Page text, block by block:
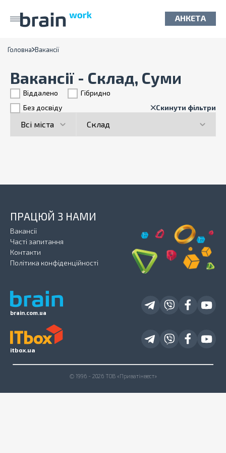
АНКЕТА
Головна Вакансії
Вакансії - Склад, Суми
Віддалено
Гiбридно
Без досвіду
Скинути фільтри
brain.com.ua
ПРАЦЮЙ З НАМИ
Вакансії
Часті запитання
Контакти
Політика конфіденційності
itbox.ua
© 1996 - 2026 ТОВ «Приватінвест»